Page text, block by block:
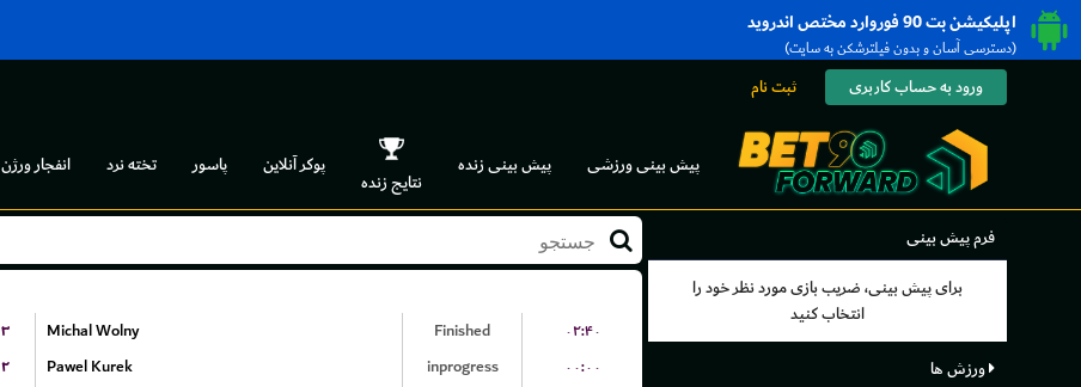
اپلیکیشن بت 90 فوروارد مختص اندروید
(دسترسی آسان و بدون فیلترشکن به سایت)
ورود به حساب کاربری ثبت نام
پیش بینی ورزشی پیش بینی زنده
نتایج زنده
پوکر آنلاین پاسور تخته نرد انفجار ورژن ۱
فرم پیش بینی
برای پیش بینی، ضریب بازی مورد نظر خود را
انتخاب کنید
ورزش ها
۳ Michal Wolny Finished
۰۲:۴۰
۲ Pawel Kurek inprogress
۰۰:۰۰